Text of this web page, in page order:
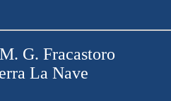
G. Fracastoro
La Nave